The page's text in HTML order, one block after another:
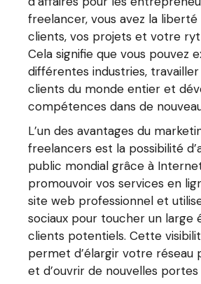
freelancer, vous avez la liberté
clients, vos projets et votre
Cela signifie que vous pouvez
différentes industries,
clients du monde entier et
compétences dans de
L’un des avantages du
freelancers est la possibilité
public mondial grâce à
promouvoir vos services en
site web professionnel et
sociaux pour toucher un large
clients potentiels. Cette
permet d’élargir votre réseau
et d’ouvrir de nouvelles